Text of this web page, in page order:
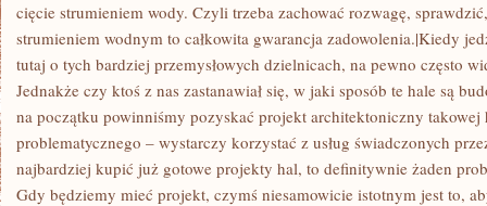
cięcie strumieniem wody. Czyli trzeba zachować rozwagę,
strumieniem wodnym to całkowita gwarancja zadowolenia.|Kiedy
tutaj o tych bardziej przemysłowych dzielnicach, na pewno często
Jednakże czy ktoś z nas zastanawiał się, w jaki sposób te hale są
na początku powinniśmy pozyskać projekt architektoniczny takowej
problematycznego – wystarczy korzystać z usług świadczonych
najbardziej kupić już gotowe projekty hal, to definitywnie żaden
Gdy będziemy mieć projekt, czymś niesamowicie istotnym jest to,